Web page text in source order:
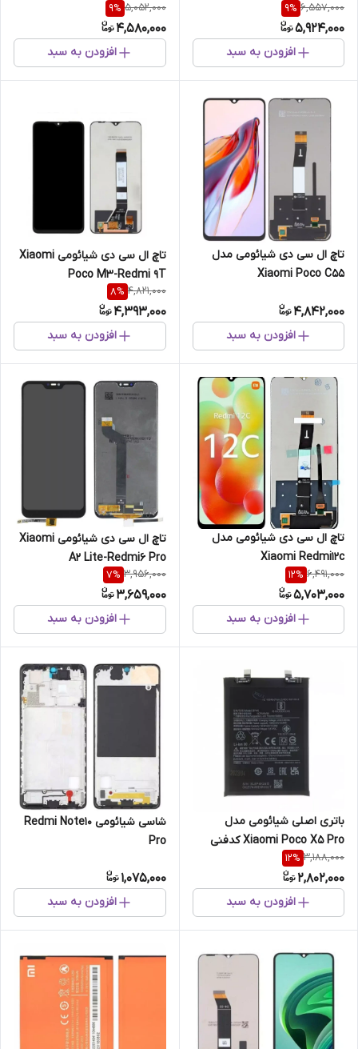
6,557,000
9%
5,924,000
افزودن به سبد
5,052,000
9%
4,580,000
افزودن به سبد
تاچ ال سی دی شیائومی مدل
Xiaomi Poco C55
4,842,000
افزودن به سبد
تاچ ال سی دی شیائومی Xiaomi
Poco M3-Redmi 9T
4,821,000
8%
4,393,000
افزودن به سبد
تاچ ال سی دی شیائومی مدل
Xiaomi Redmi12c
6,491,000
12%
5,703,000
افزودن به سبد
تاچ ال سی دی شیائومی Xiaomi
A2 Lite-Redmi6 Pro
3,956,000
7%
3,659,000
افزودن به سبد
باتری اصلی شیائومی مدل
Xiaomi Poco X5 Pro کدفنی
BP4K
3,188,000
12%
2,802,000
افزودن به سبد
شاسی شیائومی Redmi Note10
Pro
1,075,000
افزودن به سبد